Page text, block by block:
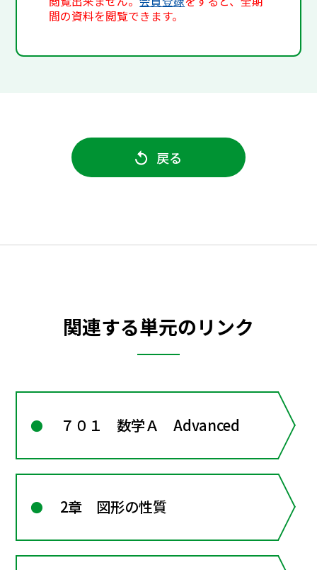
間の資料を閲覧できます。
戻る
関連する単元のリンク
７０１ 数学Ａ Advanced
2章 図形の性質